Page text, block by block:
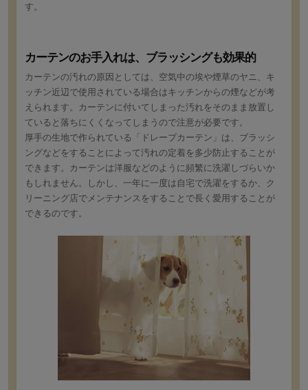
す。
カーテンのお手入れは、ブラッシングも効果的
カーテンの汚れの原因としては、空気中の埃や煙草のヤニ、キ
ッチン近辺で使用されている場合はキッチンからの煙などが考
えられます。カーテンに付いてしまった汚れをそのまま放置し
ていると落ちにくくなってしまうので注意が必要です。
厚手の生地で作られている「ドレープカーテン」は、ブラッシ
ングなどをすることによって汚れの定着を多少防止することが
できます。カーテンは洋服などのように頻繁に洗濯しづらいか
もしれません。しかし、一年に一度は自宅で洗濯をするか、ク
リーニング店でメンテナンスをすることで長く愛用することが
できるのです。